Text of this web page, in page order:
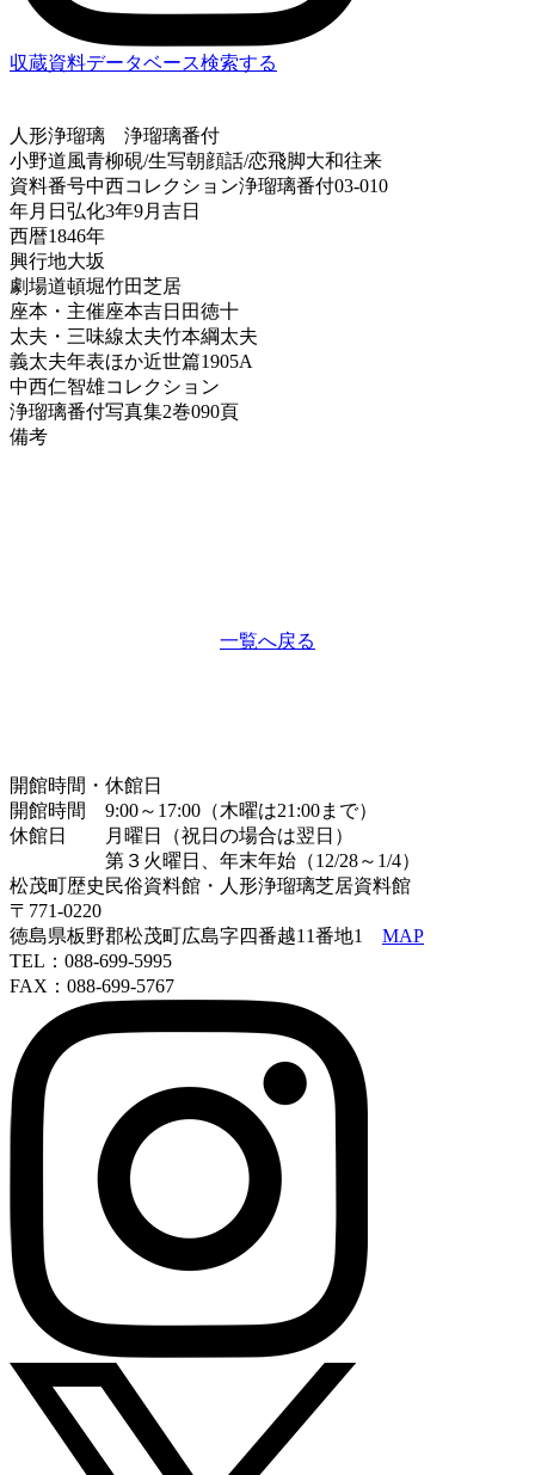
収蔵資料データベース検索する
人形浄瑠璃 浄瑠璃番付
小野道風青柳硯/生写朝顔話/恋飛脚大和往来
資料番号中西コレクション浄瑠璃番付03-010
年月日 弘化3年9月吉日
西暦1846年
興行地大坂
劇場道頓堀竹田芝居
座本・主催座本吉日田徳十
太夫・三味線太夫竹本綱太夫
義太夫年表ほか近世篇1905A
中西仁智雄コレクション
浄瑠璃番付写真集2巻090頁
備考
一覧へ戻る
開館時間・休館日
開館時間 9:00～17:00（木曜は21:00まで）
休館日 月曜日（祝日の場合は翌日）
第３火曜日、年末年始（12/28～1/4）
松茂町歴史民俗資料館・人形浄瑠璃芝居資料館
〒771-0220
徳島県板野郡松茂町広島字四番越11番地1 MAP
TEL：088-699-5995
FAX：088-699-5767